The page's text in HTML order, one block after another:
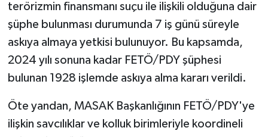
terörizmin finansmanı suçu ile ilişkili olduğuna dair
şüphe bulunması durumunda 7 iş günü süreyle
askıya almaya yetkisi bulunuyor. Bu kapsamda,
2024 yılı sonuna kadar FETÖ/PDY şüphesi
bulunan 1928 işlemde askıya alma kararı verildi.
Öte yandan, MASAK Başkanlığının FETÖ/PDY'ye
ilişkin savcılıklar ve kolluk birimleriyle koordineli